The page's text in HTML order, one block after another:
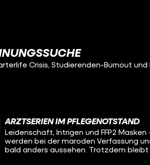
Crisis, Studierenden-Burnout
ARZTSERIEN IM PFLEGENOTSTAND
Leidenschaft, Intrigen und FFP2
werden bei der maroden Verfassung
bald anders aussehen. Trotzdem bleibt